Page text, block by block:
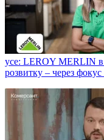
усе: LEROY MERLIN в
розвитку – через фокус